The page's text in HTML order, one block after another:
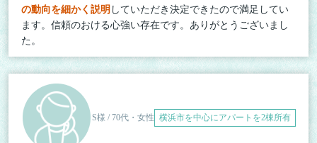
の動向を細かく説明 していただき決定できたので満足してい
ます。信頼のおける心強い存在です。ありがとうございまし
た。
S様 / 70代・女性 横浜市を中心にアパートを2棟所有